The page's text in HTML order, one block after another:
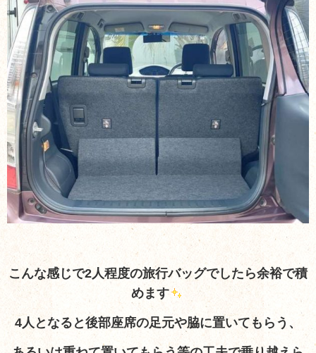
こんな感じで2人程度の旅行バッグでしたら余裕で積
めます
4人となると後部座席の足元や脇に置いてもらう、